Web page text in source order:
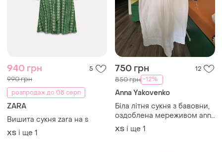
940 грн
розпродаж до 08 серп
ХS і ще 1
750 грн 12
850 грн -12%
Anna Yakovenko
Біла літня сукня з бавовни,
оздоблена мереживом anna
yakovenko
ХS і ще 1
TOP